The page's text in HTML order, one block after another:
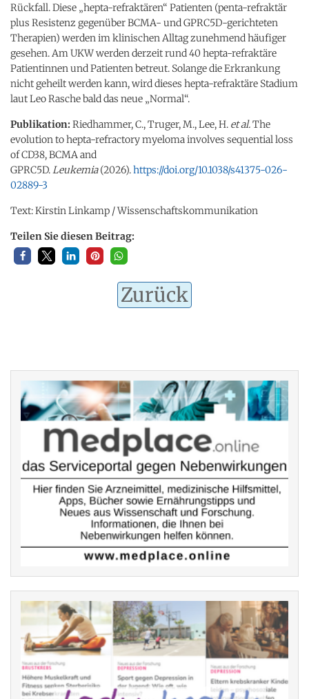
Rückfall. Diese „hepta-refraktären“ Patienten (penta-refraktär
plus Resistenz gegenüber BCMA- und GPRC5D-gerichteten
Therapien) werden im klinischen Alltag zunehmend häufiger
gesehen. Am UKW werden derzeit rund 40 hepta-refraktäre
Patientinnen und Patienten betreut. Solange die Erkrankung
nicht geheilt werden kann, wird dieses hepta-refraktäre Stadium
laut Leo Rasche bald das neue „Normal“.
Publikation:Riedhammer, C., Truger, M., Lee, H. et al.The
evolution to hepta-refractory myeloma involves sequential loss
of CD38, BCMA and
GPRC5D. Leukemia(2026).https://doi.org/10.1038/s41375-026-
02889-3
Text: Kirstin Linkamp / Wissenschaftskommunikation
Teilen Sie diesen Beitrag:
Zurück